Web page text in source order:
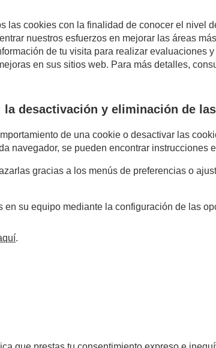
las cookies con la finalidad de conocer el nivel
nuestros esfuerzos en mejorar las áreas
de tu visita para realizar evaluaciones
en sus sitios web. Para más detalles,
desactivación y eliminación de
de una cookie o desactivar las
navegador, se pueden encontrar instrucciones
gracias a los menús de preferencias o
su equipo mediante la configuración de las
.